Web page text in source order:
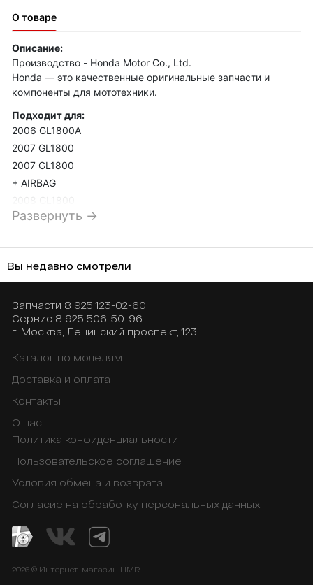
О товаре
Описание:
Производство - Honda Motor Co., Ltd.
Honda — это качественные оригинальные запчасти и
компоненты для мототехники.
Подходит для:
2006 GL1800A
2007 GL1800
2007 GL1800
+ AIRBAG
2009 GL1800
Развернуть →
Вы недавно смотрели
Запчасти 8 925 123-02-60
Сервис 8 925 506-50-96
г. Москва, Ленинский проспект, 123
Каталог по моделям
Доставка и оплата
Контакты
О нас
Политика конфиденциальности
Пользовательское соглашение
Условия обмена и возврата
Согласие на обработку персональных данных
2026 © Интернет-магазин HMR